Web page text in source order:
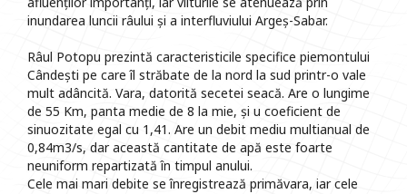
inundarea luncii râului și a interfluviului Argeș-Sabar.
Râul Potopu prezintă caracteristicile specifice piemontului
Cândești pe care îl străbate de la nord la sud printr-o vale
mult adâncită. Vara, datorită secetei seacă. Are o lungime
de 55 Km, panta medie de 8 la mie, și u coeficient de
sinuozitate egal cu 1,41. Are un debit mediu multianual de
0,84m3/s, dar această cantitate de apă este foarte
neuniform repartizată în timpul anului.
Cele mai mari debite se înregistrează primăvara, iar cele